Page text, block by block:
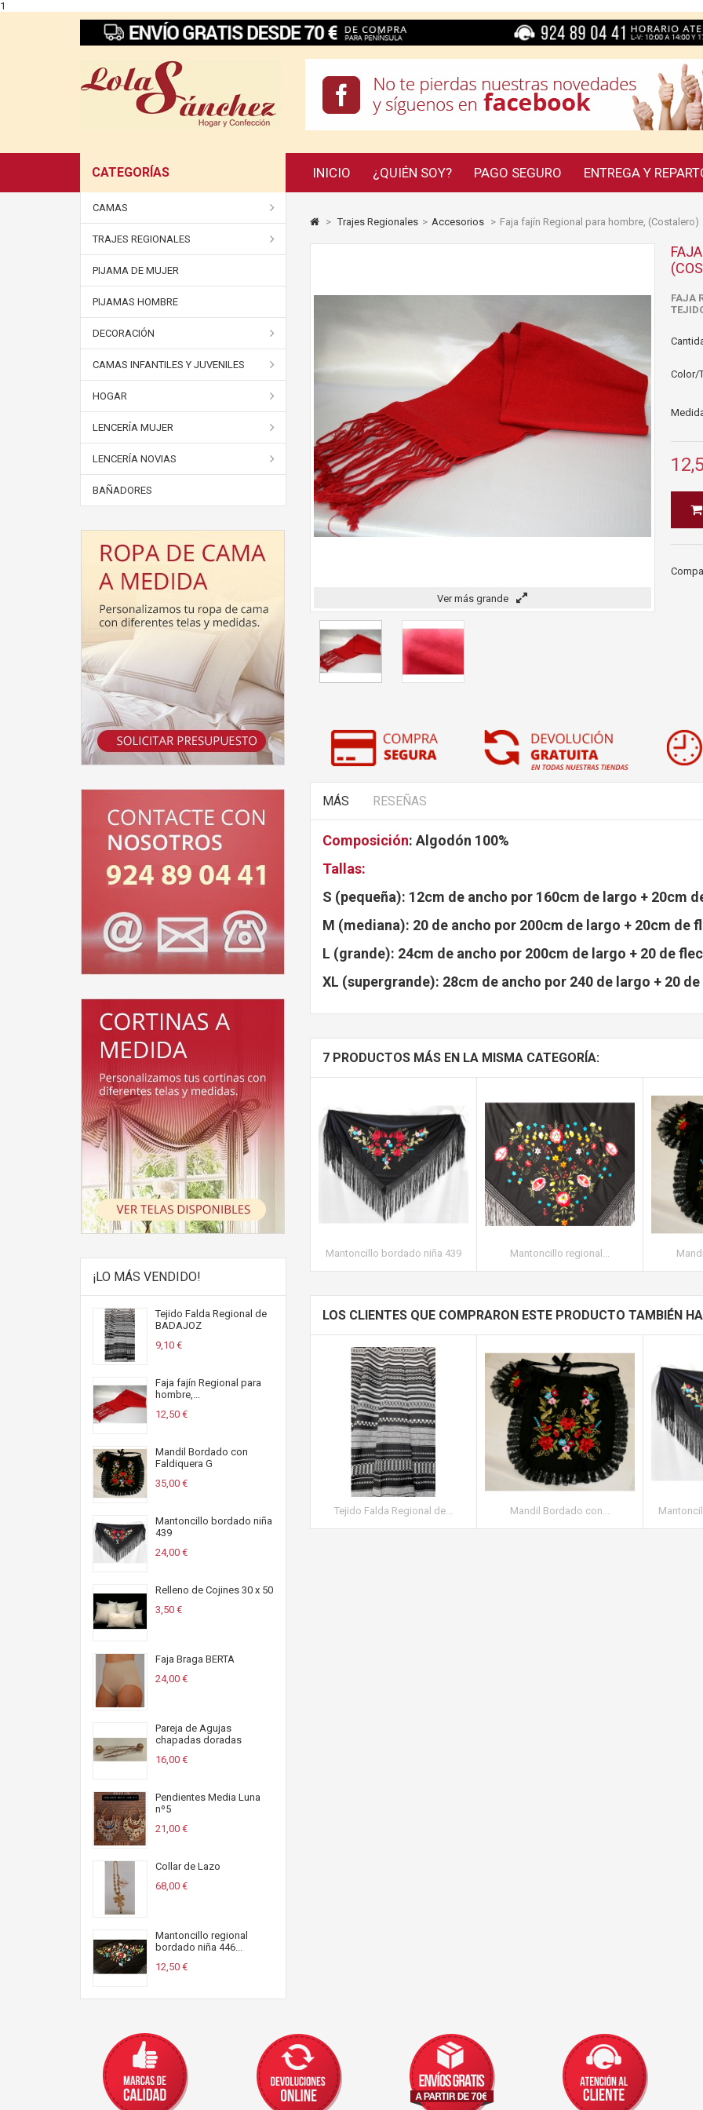
1
CATEGORÍAS INICIO ¿QUIÉN SOY? PAGO SEGURO ENTREGA Y
CAMAS
TRAJES REGIONALES
PIJAMA DE MUJER
PIJAMAS HOMBRE
DECORACIÓN
CAMAS INFANTILES Y JUVENILES
HOGAR
LENCERÍA MUJER
LENCERÍA NOVIAS
BAÑADORES
¡LO MÁS VENDIDO!
Tejido Falda Regional de
BADAJOZ
9,10 €
Faja fajín Regional para
hombre,...
12,50 €
Mandil Bordado con
Faldiquera G
35,00 €
Mantoncillo bordado niña
439
24,00 €
Relleno de Cojines 30 x 50
3,50 €
Faja Braga BERTA
24,00 €
Pareja de Agujas
chapadas doradas
16,00 €
Pendientes Media Luna
nº5
21,00 €
Collar de Lazo
68,00 €
Mantoncillo regional
bordado niña 446...
12,50 €
> Trajes Regionales > Accesorios > Faja fajín Regional para hombre, (Costalero)
Ver más grande
FAJA
Color/
MÁS RESEÑAS
Composición: Algodón 100%
Tallas:
S (pequeña): 12cm de ancho por 160cm de largo + 20cm
M (mediana): 20 de ancho por 200cm de largo + 20cm de
L (grande): 24cm de ancho por 200cm de largo + 20 de
XL (supergrande): 28cm de ancho por 240 de largo + 20
7 PRODUCTOS MÁS EN LA MISMA CATEGORÍA:
Mantoncillo bordado niña 439 Mantoncillo regional...
LOS CLIENTES QUE COMPRARON ESTE PRODUCTO TAMBIÉN
Tejido Falda Regional de... Mandil Bordado con...